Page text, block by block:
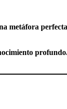
metáfora